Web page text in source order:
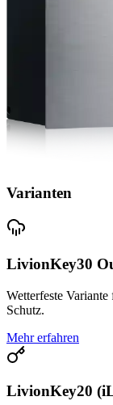
Varianten
LivionKey30
Wetterfeste
Schutz.
Mehr erfahren
LivionKey20